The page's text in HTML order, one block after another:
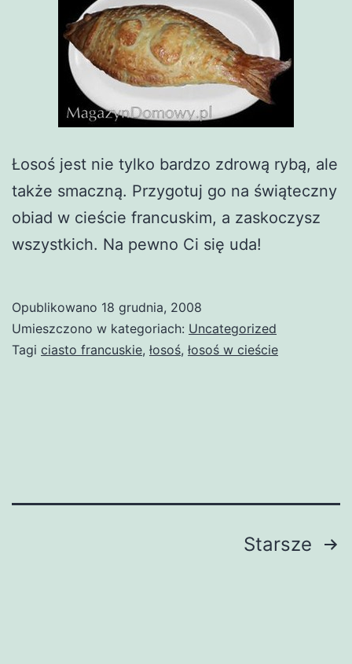
Łosoś jest nie tylko bardzo zdrową rybą, ale
także smaczną. Przygotuj go na świąteczny
obiad w cieście francuskim, a zaskoczysz
wszystkich. Na pewno Ci się uda!
Opublikowano 18 grudnia, 2008
Umieszczono w kategoriach: Uncategorized
Tagi ciasto francuskie, łosoś, łosoś w cieście
Starsze